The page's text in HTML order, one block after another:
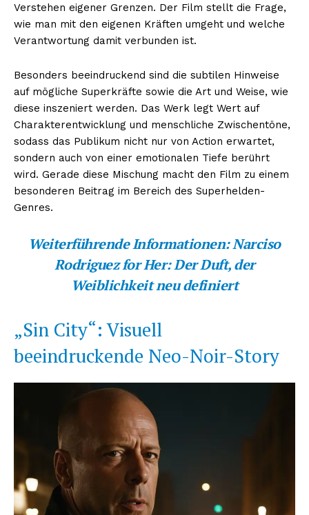
Verstehen eigener Grenzen. Der Film stellt die Frage,
wie man mit den eigenen Kräften umgeht und welche
Verantwortung damit verbunden ist.
Besonders beeindruckend sind die subtilen Hinweise
auf mögliche Superkräfte sowie die Art und Weise, wie
diese inszeniert werden. Das Werk legt Wert auf
Charakterentwicklung und menschliche Zwischentöne,
sodass das Publikum nicht nur von Action erwartet,
sondern auch von einer emotionalen Tiefe berührt
wird. Gerade diese Mischung macht den Film zu einem
besonderen Beitrag im Bereich des Superhelden-
Genres.
Weiterführende Informationen:Narciso
Rodriguez for Her: Der Duft, der
Weiblichkeit neu definiert
„Sin City“: Visuell
beeindruckende Neo-Noir-Story